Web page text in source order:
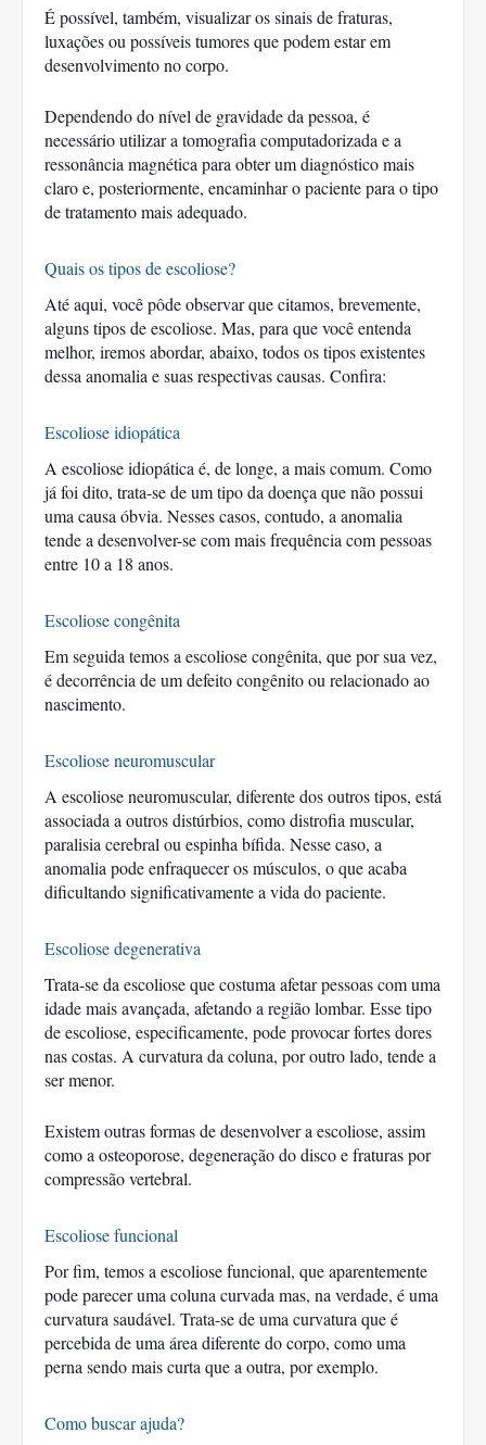
É possível, também, visualizar os sinais de fraturas,
luxações ou possíveis tumores que podem estar em
desenvolvimento no corpo.
Dependendo do nível de gravidade da pessoa, é
necessário utilizar a tomografia computadorizada e a
ressonância magnética para obter um diagnóstico mais
claro e, posteriormente, encaminhar o paciente para o tipo
de tratamento mais adequado.
Quais os tipos de escoliose?
Até aqui, você pôde observar que citamos, brevemente,
alguns tipos de escoliose. Mas, para que você entenda
melhor, iremos abordar, abaixo, todos os tipos existentes
dessa anomalia e suas respectivas causas. Confira:
Escoliose idiopática
A escoliose idiopática é, de longe, a mais comum. Como
já foi dito, trata-se de um tipo da doença que não possui
uma causa óbvia. Nesses casos, contudo, a anomalia
tende a desenvolver-se com mais frequência com pessoas
entre 10 a 18 anos.
Escoliose congênita
Em seguida temos a escoliose congênita, que por sua vez,
é decorrência de um defeito congênito ou relacionado ao
nascimento.
Escoliose neuromuscular
A escoliose neuromuscular, diferente dos outros tipos, está
associada a outros distúrbios, como distrofia muscular,
paralisia cerebral ou espinha bífida. Nesse caso, a
anomalia pode enfraquecer os músculos, o que acaba
dificultando significativamente a vida do paciente.
Escoliose degenerativa
Trata-se da escoliose que costuma afetar pessoas com uma
idade mais avançada, afetando a região lombar. Esse tipo
de escoliose, especificamente, pode provocar fortes dores
nas costas. A curvatura da coluna, por outro lado, tende a
ser menor.
Existem outras formas de desenvolver a escoliose, assim
como a osteoporose, degeneração do disco e fraturas por
compressão vertebral.
Escoliose funcional
Por fim, temos a escoliose funcional, que aparentemente
pode parecer uma coluna curvada mas, na verdade, é uma
curvatura saudável. Trata-se de uma curvatura que é
percebida de uma área diferente do corpo, como uma
perna sendo mais curta que a outra, por exemplo.
Como buscar ajuda?